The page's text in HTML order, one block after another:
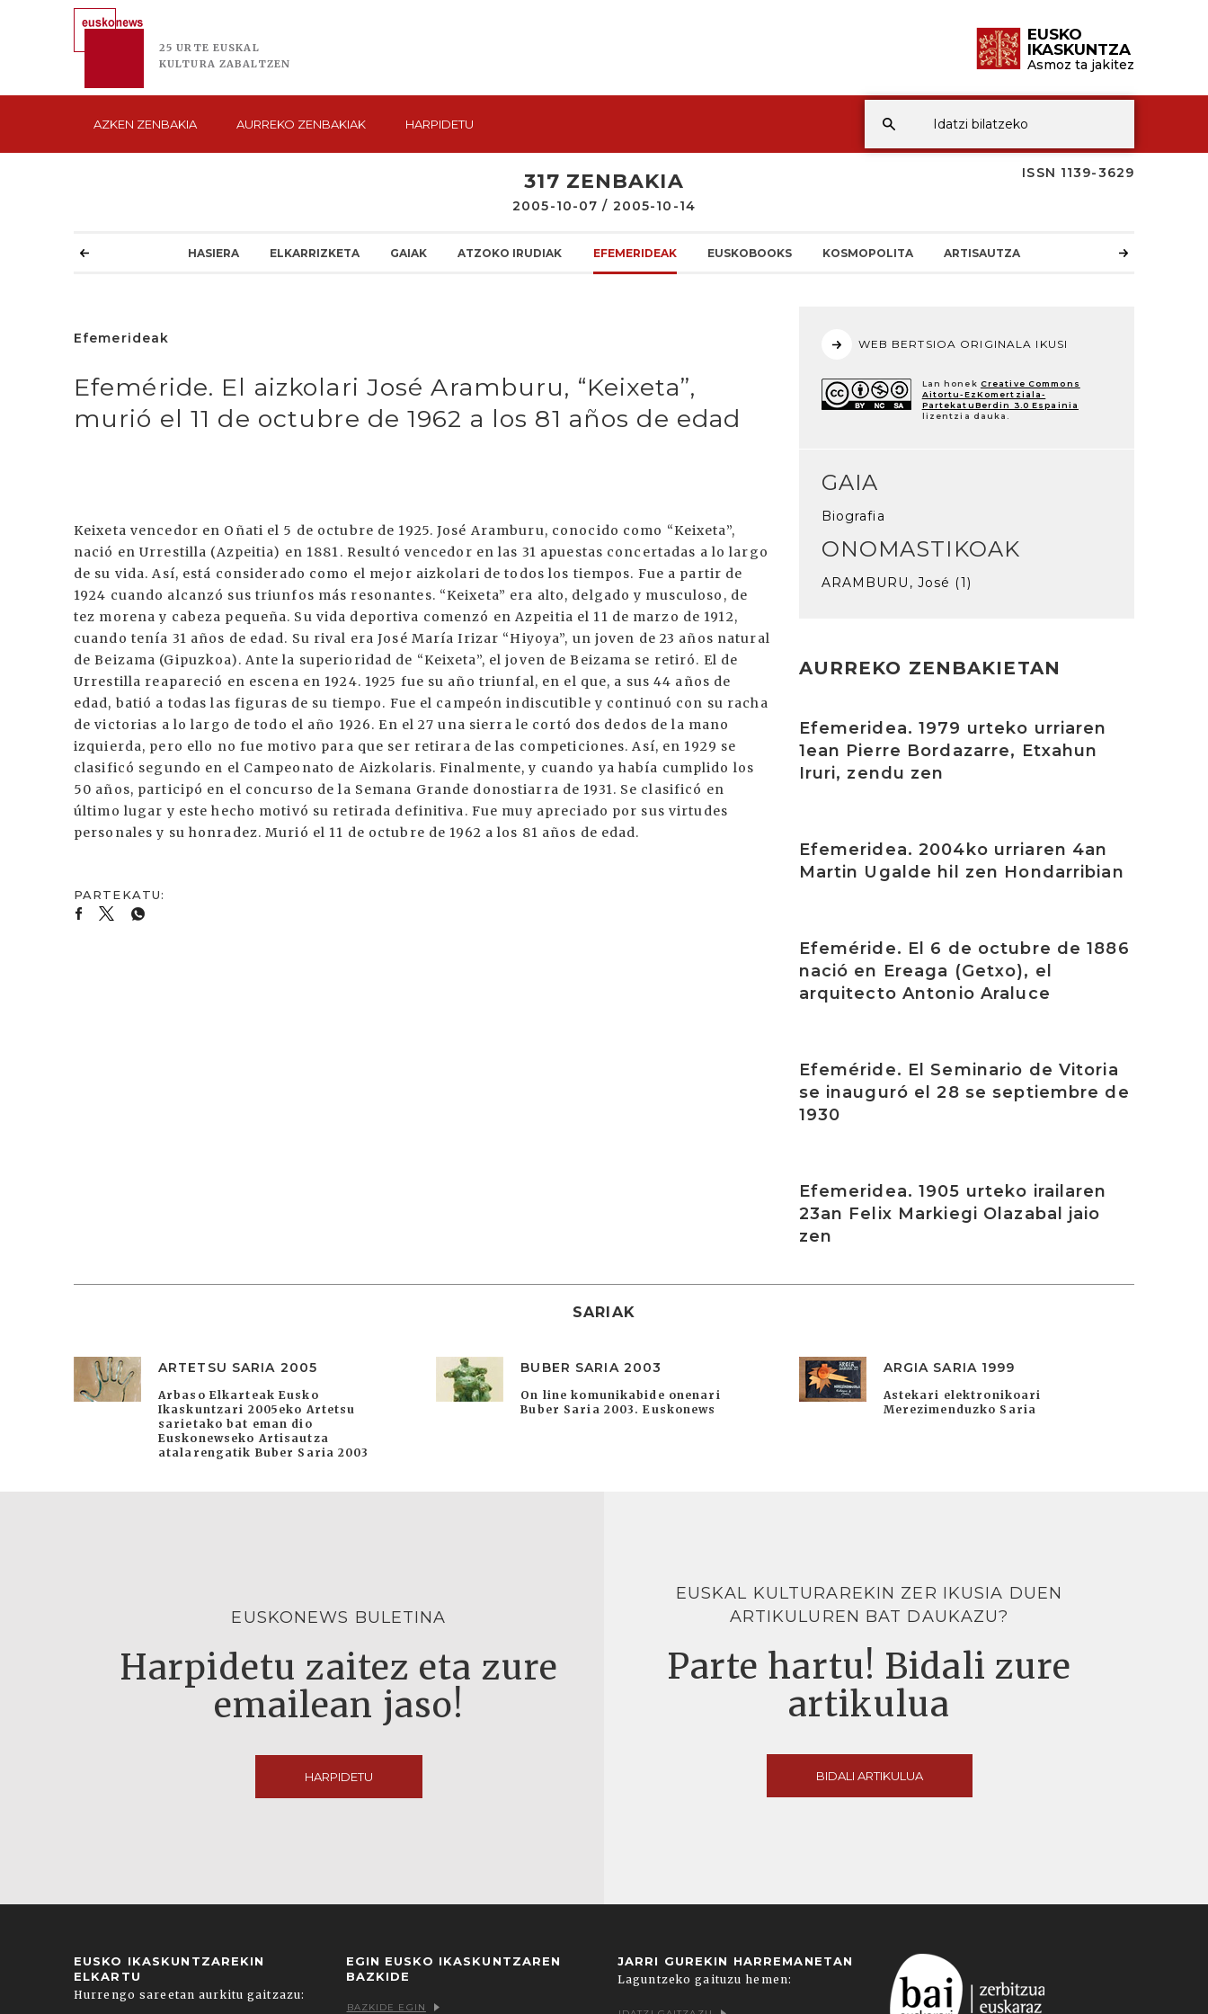
25 URTE EUSKAL
KULTURA ZABALTZEN
EUSKO
IKASKUNTZA
Asmoz ta jakitez
AZKEN ZENBAKIA AURREKO ZENBAKIAK HARPIDETU
ISSN 1139-3629
317 ZENBAKIA
2005-10-07 / 2005-10-14
HASIERA ELKARRIZKETA GAIAK ATZOKO IRUDIAK EFEMERIDEAK EUSKOBOOKS KOSMOPOLITA ARTISAUTZA
Efemerideak
Efeméride. El aizkolari José Aramburu, “Keixeta”,
murió el 11 de octubre de 1962 a los 81 años de edad
Keixeta vencedor en Oñati el 5 de octubre de 1925. José Aramburu, conocido como “Keixeta”,
nació en Urrestilla (Azpeitia) en 1881. Resultó vencedor en las 31 apuestas concertadas a lo largo
de su vida. Así, está considerado como el mejor aizkolari de todos los tiempos. Fue a partir de
1924 cuando alcanzó sus triunfos más resonantes. “Keixeta” era alto, delgado y musculoso, de
tez morena y cabeza pequeña. Su vida deportiva comenzó en Azpeitia el 11 de marzo de 1912,
cuando tenía 31 años de edad. Su rival era José María Irizar “Hiyoya”, un joven de 23 años natural
de Beizama (Gipuzkoa). Ante la superioridad de “Keixeta”, el joven de Beizama se retiró. El de
Urrestilla reapareció en escena en 1924. 1925 fue su año triunfal, en el que, a sus 44 años de
edad, batió a todas las figuras de su tiempo. Fue el campeón indiscutible y continuó con su racha
de victorias a lo largo de todo el año 1926. En el 27 una sierra le cortó dos dedos de la mano
izquierda, pero ello no fue motivo para que ser retirara de las competiciones. Así, en 1929 se
clasificó segundo en el Campeonato de Aizkolaris. Finalmente, y cuando ya había cumplido los
50 años, participó en el concurso de la Semana Grande donostiarra de 1931. Se clasificó en
último lugar y este hecho motivó su retirada definitiva. Fue muy apreciado por sus virtudes
personales y su honradez. Murió el 11 de octubre de 1962 a los 81 años de edad.
WEB BERTSIOA ORIGINALA IKUSI
Lan honek Creative Commons
Aitortu-EzKomertziala-
PartekatuBerdin 3.0 Espainia
lizentzia dauka.
GAIA
Biografia
ONOMASTIKOAK
ARAMBURU, José (1)
AURREKO ZENBAKIETAN
Efemeridea. 1979 urteko urriaren
1ean Pierre Bordazarre, Etxahun
Iruri, zendu zen
Efemeridea. 2004ko urriaren 4an
Martin Ugalde hil zen Hondarribian
Efeméride. El 6 de octubre de 1886
nació en Ereaga (Getxo), el
arquitecto Antonio Araluce
Efeméride. El Seminario de Vitoria
se inauguró el 28 se septiembre de
1930
Efemeridea. 1905 urteko irailaren
23an Felix Markiegi Olazabal jaio
zen
SARIAK
ARTETSU SARIA 2005
Arbaso Elkarteak Eusko
Ikaskuntzari 2005eko Artetsu
sarietako bat eman dio
Euskonewseko Artisautza
atalarengatik Buber Saria 2003
BUBER SARIA 2003
On line komunikabide onenari
Buber Saria 2003. Euskonews
ARGIA SARIA 1999
Astekari elektronikoari
Merezimenduzko Saria
EUSKONEWS BULETINA
Harpidetu zaitez eta zure
emailean jaso!
HARPIDETU
EUSKAL KULTURAREKIN ZER IKUSIA DUEN
ARTIKULUREN BAT DAUKAZU?
Parte hartu! Bidali zure
artikulua
BIDALI ARTIKULUA
EUSKO IKASKUNTZAREKIN
ELKARTU
Hurrengo sareetan aurkitu gaitzazu:
EGIN EUSKO IKASKUNTZAREN
BAZKIDE
BAZKIDE EGIN
JARRI GUREKIN HARREMANETAN
Laguntzeko gaituzu hemen: